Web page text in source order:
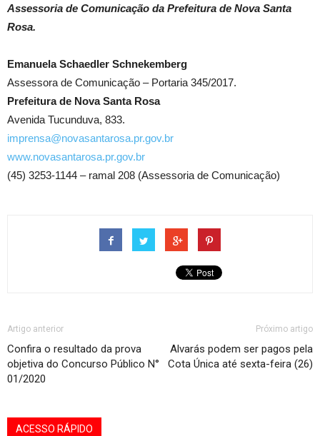
Assessoria de Comunicação da Prefeitura de Nova Santa
Rosa.
Emanuela Schaedler Schnekemberg
Assessora de Comunicação – Portaria 345/2017.
Prefeitura de Nova Santa Rosa
Avenida Tucunduva, 833.
imprensa@novasantarosa.pr.gov.br
www.novasantarosa.pr.gov.br
(45) 3253-1144 – ramal 208 (Assessoria de Comunicação)
Artigo anterior
Confira o resultado da prova
objetiva do Concurso Público N°
01/2020
Próximo artigo
Alvarás podem ser pagos pela
Cota Única até sexta-feira (26)
ACESSO RÁPIDO